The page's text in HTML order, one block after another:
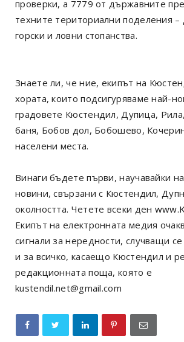
проверки, а 7779 от държавните
техните териториални поделения
горски и ловни стопанства.
Знаете ли, че ние, екипът на
хората, които подсигуряваме най-
градовете Кюстендил, Дупица,
баня, Бобов дол, Бобошево,
населени места.
Винаги бъдете първи, научавайки
новини, свързани с Кюстендил,
околността. Четете всеки ден
Екипът на електронната медия
сигнали за нередности, случващи се
и за всичко, касаещо Кюстендил и
редакционната поща, която е
kustendil.net@gmail.com